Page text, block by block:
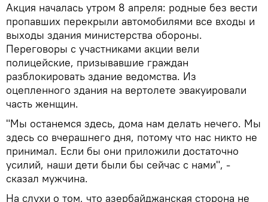
Акция началась утром 8 апреля: родные без вести
пропавших перекрыли автомобилями все входы и
выходы здания министерства обороны.
Переговоры с участниками акции вели
полицейские, призывавшие граждан
разблокировать здание ведомства. Из
оцепленного здания на вертолете эвакуировали
часть женщин.
"Мы останемся здесь, дома нам делать нечего. Мы
здесь со вчерашнего дня, потому что нас никто не
принимал. Если бы они приложили достаточно
усилий, наши дети были бы сейчас с нами", -
сказал мужчина.
На слухи о том, что азербайджанская сторона не